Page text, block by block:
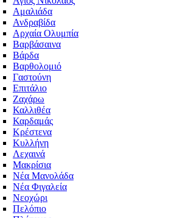
Αμαλιάδα
Ανδραβίδα
Αρχαία Ολυμπία
Βαρβάσαινα
Βάρδα
Βαρθολομιό
Γαστούνη
Επιτάλιο
Ζαχάρω
Καλλιθέα
Καρδαμάς
Κρέστενα
Κυλλήνη
Λεχαινά
Μακρίσια
Νέα Μανολάδα
Νέα Φιγαλεία
Νεοχώρι
Πελόπιο